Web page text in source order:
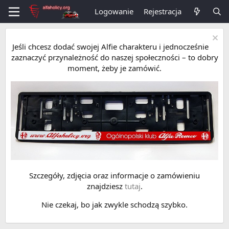
Logowanie Rejestracja
Jeśli chcesz dodać swojej Alfie charakteru i jednocześnie
zaznaczyć przynależność do naszej społeczności – to dobry
moment, żeby je zamówić.
Szczegóły, zdjęcia oraz informacje o zamówieniu
znajdziesz tutaj.
Nie czekaj, bo jak zwykle schodzą szybko.